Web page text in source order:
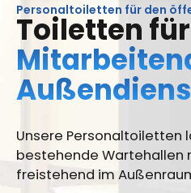
Personaltoiletten für den
Toiletten für
Unsere Personaltoiletten
bestehende Wartehallen
freistehend im